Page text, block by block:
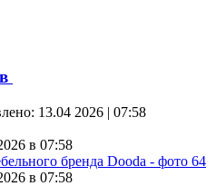
13.04 2026 | 07:58
в 07:58
в 07:58